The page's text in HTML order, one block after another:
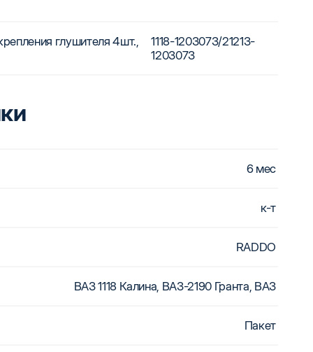
глушителя 4шт.,
1118-1203073/21213-
1203073
6 мес
к-т
RADDO
ВАЗ 1118 Калина, ВАЗ-2190 Гранта, ВАЗ
Пакет